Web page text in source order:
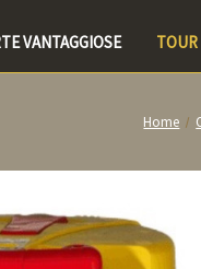
VANTAGGIOSE
Home